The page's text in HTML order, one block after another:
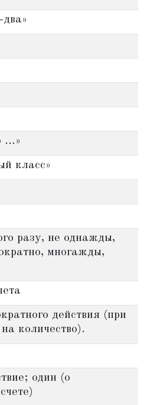
...»
класс»
разу, не однажды,
многажды,
действия (при
количество).
один (о